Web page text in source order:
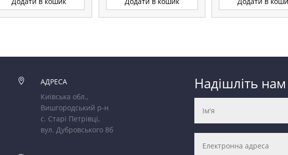

АДРЕСА
Київська обл.,
Вишгородський р-н
с. Старі Петрівці,
вул. Дубровського 8б
Надішліть